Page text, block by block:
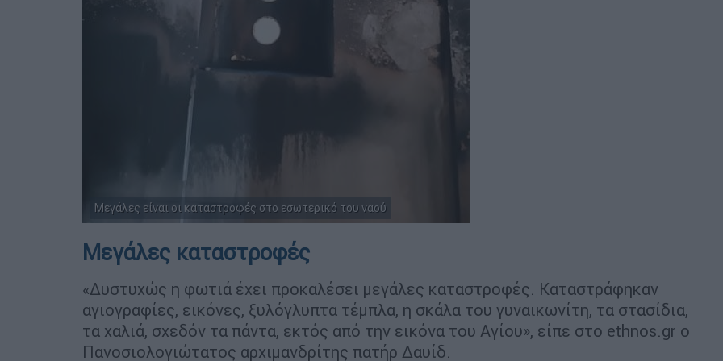
Μεγάλες είναι οι καταστροφές στο εσωτερικό του ναού
Μεγάλες καταστροφές
«Δυστυχώς η φωτιά έχει προκαλέσει μεγάλες καταστροφές. Καταστράφηκαν
αγιογραφίες, εικόνες, ξυλόγλυπτα τέμπλα, η σκάλα του γυναικωνίτη, τα στασίδια,
τα χαλιά, σχεδόν τα πάντα, εκτός από την εικόνα του Αγίου», είπε στο ethnos.gr ο
Πανοσιολογιώτατος αρχιμανδρίτης πατήρ Δαυίδ.